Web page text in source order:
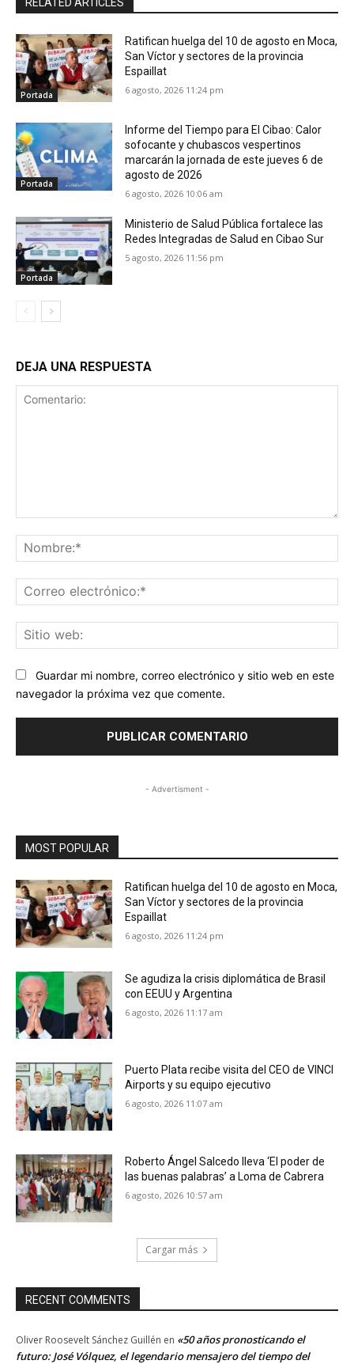
RELATED ARTICLES
Portada
Ratifican huelga del 10 de agosto en Moca,
San Víctor y sectores de la provincia
Espaillat
6 agosto, 2026 11:24 pm
Portada
Informe del Tiempo para El Cibao: Calor
sofocante y chubascos vespertinos
marcarán la jornada de este jueves 6 de
agosto de 2026
6 agosto, 2026 10:06 am
Portada
Ministerio de Salud Pública fortalece las
Redes Integradas de Salud en Cibao Sur
5 agosto, 2026 11:56 pm
DEJA UNA RESPUESTA
Guardar mi nombre, correo electrónico y sitio web en este
navegador la próxima vez que comente.
- Advertisment -
MOST POPULAR
Ratifican huelga del 10 de agosto en Moca,
San Víctor y sectores de la provincia
Espaillat
6 agosto, 2026 11:24 pm
Se agudiza la crisis diplomática de Brasil
con EEUU y Argentina
6 agosto, 2026 11:17 am
Puerto Plata recibe visita del CEO de VINCI
Airports y su equipo ejecutivo
6 agosto, 2026 11:07 am
Roberto Ángel Salcedo lleva ‘El poder de
las buenas palabras’ a Loma de Cabrera
6 agosto, 2026 10:57 am
Cargar más
RECENT COMMENTS
Oliver Roosevelt Sánchez Guillén en «50 años pronosticando el
futuro: José Vólquez, el legendario mensajero del tiempo del